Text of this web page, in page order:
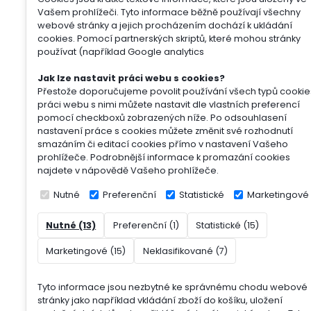
Vašem prohlížeči. Tyto informace běžně používají všechny
webové stránky a jejich procházením dochází k ukládání
cookies. Pomocí partnerských skriptů, které mohou stránky
používat (například Google analytics
Jak lze nastavit práci webu s cookies?
Přestože doporučujeme povolit používání všech typů
práci webu s nimi můžete nastavit dle vlastních preferencí
pomocí checkboxů zobrazených níže. Po odsouhlasení
nastavení práce s cookies můžete změnit své rozhodnutí
smazáním či editací cookies přímo v nastavení Vašeho
prohlížeče. Podrobnější informace k promazání cookies
najdete v nápovědě Vašeho prohlížeče.
Nutné Preferenční Statistické Marketingové
Nutné (13) Preferenční (1) Statistické (15)
Marketingové (15) Neklasifikované (7)
Tyto informace jsou nezbytné ke správnému chodu webové
stránky jako například vkládání zboží do košíku, uložení